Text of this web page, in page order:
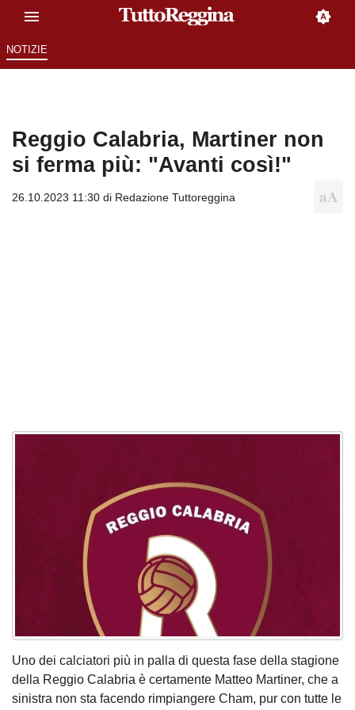
NOTIZIE
Reggio Calabria, Martiner non
si ferma più: "Avanti così!"
26.10.2023 11:30 di Redazione Tuttoreggina
Uno dei calciatori più in palla di questa fase della stagione
della Reggio Calabria è certamente Matteo Martiner, che a
sinistra non sta facendo rimpiangere Cham, pur con tutte le